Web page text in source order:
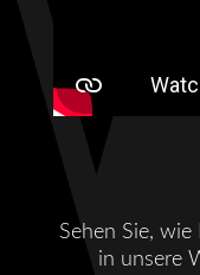
Sehen Sie,
in unsere